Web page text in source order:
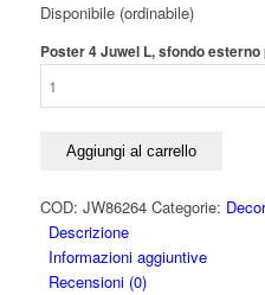
Disponibile (ordinabile)
Poster 4 Juwel L, sfondo
Aggiungi al carrello
COD: JW86264 Categorie:
Descrizione
Informazioni aggiuntive
Recensioni (0)